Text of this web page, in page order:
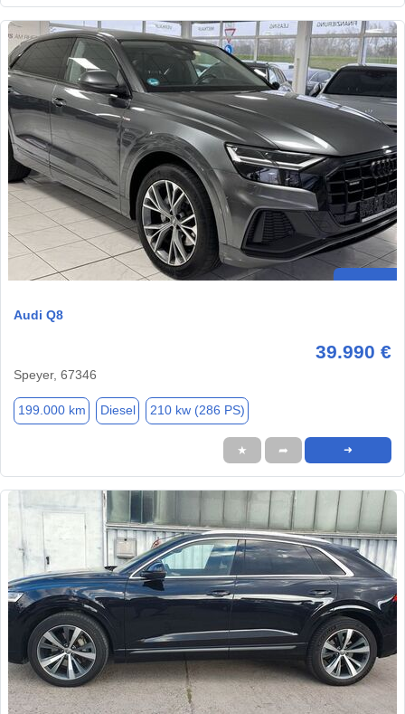
Audi Q8
39.990 €
Speyer, 67346
199.000 km Diesel 210 kw (286 PS)
★ ➦ ➜